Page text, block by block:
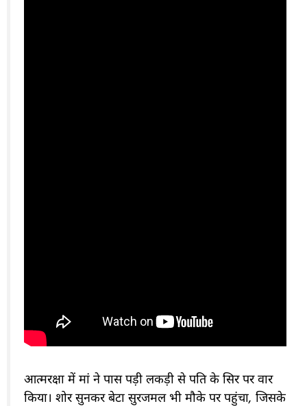
आत्मरक्षा में मां ने पास पड़ी लकड़ी से पति के सिर पर वार
किया। शोर सुनकर बेटा सुरजमल भी मौके पर पहुंचा, जिसके